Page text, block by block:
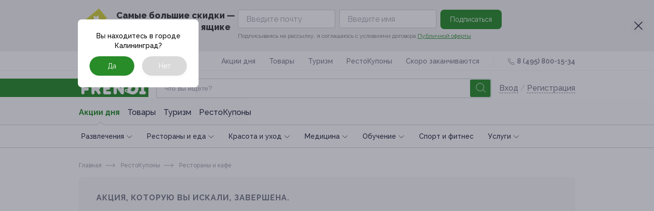
Cамые большие скидки —
в твоём почтовом ящике
Подписаться
Подписываясь на рассылку, я соглашаюсь с условиями договора Публичной оферты
Москва Акции дня Товары Туризм РестоКупоны Скоро заканчиваются 8 (495) 800-15-34
Вход / Регистрация
Акции дня Товары Туризм РестоКупоны
Развлечения Рестораны и еда Красота и уход Медицина Обучение Спoрт и фитнес Услуги
Вы находитесь в городе
Калининград?
Да Нет
Главная РестоКупоны Рестораны и кафе
АКЦИЯ, КОТОРУЮ ВЫ ИСКАЛИ, ЗАВЕРШЕНА.